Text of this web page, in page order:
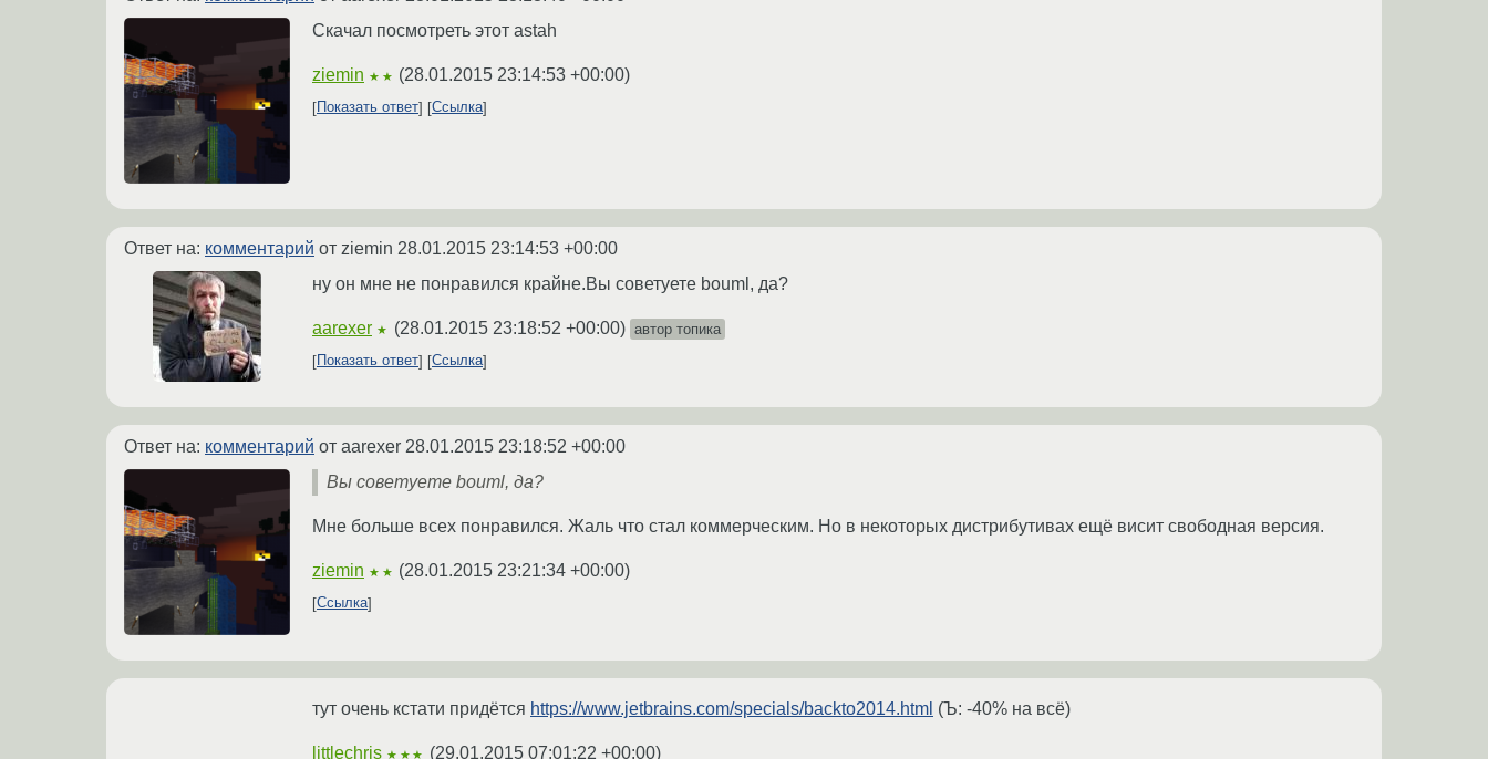
Скачал посмотреть этот astah
ziemin ★★ (28.01.2015 23:14:53 +00:00)
Показать ответ Ссылка
Ответ на: комментарий от ziemin 28.01.2015 23:14:53 +00:00
ну он мне не понравился крайне.Вы советуете bouml, да?
aarexer ★ (28.01.2015 23:18:52 +00:00) автор топика
Показать ответ
Ссылка
Ответ на: комментарий от aarexer 28.01.2015 23:18:52 +00:00
Вы советуете bouml, да?
Мне больше всех понравился. Жаль что стал коммерческим. Но в некоторых дистрибутивах ещё висит свободная версия.
ziemin ★★ (28.01.2015 23:21:34 +00:00)
Ссылка
тут очень кстати придётся https://www.jetbrains.com/specials/backto2014.html (Ъ: -40% на всё)
littlechris ★★★ (29.01.2015 07:01:22 +00:00)